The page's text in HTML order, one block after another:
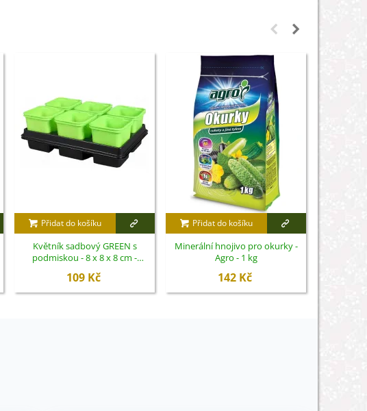
Přidat do košíku
Květník sadbový GREEN s
podmiskou - 8 x 8 x 8 cm -
109 Kč
Přidat do košíku
Minerální hnojivo pro okurky -
Agro - 1 kg
142 Kč